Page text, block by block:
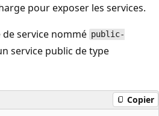
pour exposer les services.
service nommé public-
service public de type
Copier